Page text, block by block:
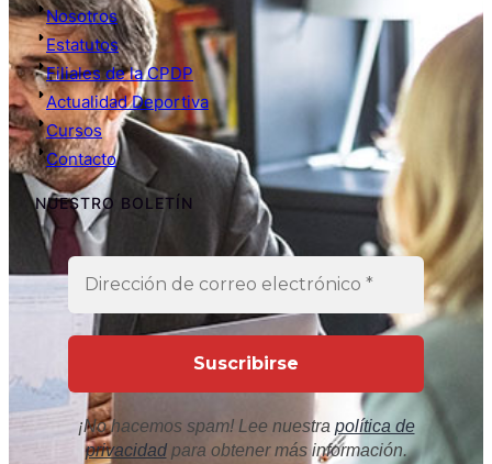
Nosotros
Estatutos
Filiales de la CPDP
Actualidad Deportiva
Cursos
Contacto
NUESTRO BOLETÍN
¡No hacemos spam! Lee nuestra política de
privacidadpara obtener más información.